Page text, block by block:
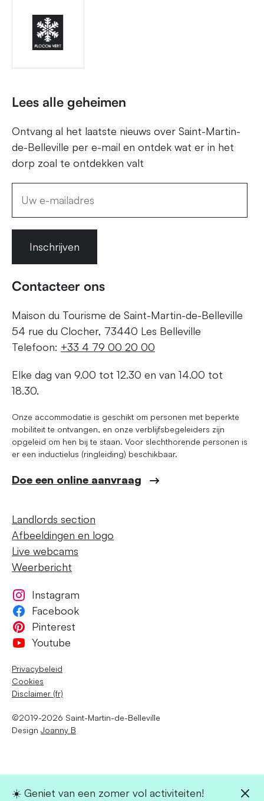
Lees alle geheimen
Ontvang al het laatste nieuws over Saint-Martin-
de-Belleville per e-mail en ontdek wat er in het
dorp zoal te ontdekken valt
Inschrijven
Contacteer ons
Maison du Tourisme de Saint-Martin-de-Belleville
54 rue du Clocher, 73440 Les Belleville
Telefoon: +33 4 79 00 20 00
Elke dag van 9.00 tot 12.30 en van 14.00 tot
18.30.
Onze accommodatie is geschikt om personen met beperkte
mobiliteit te ontvangen, en onze verblijfsbegeleiders zijn
opgeleid om hen bij te staan. Voor slechthorende personen is
er een inductielus (ringleiding) beschikbaar.
Doe een online aanvraag
Landlords section
Afbeeldingen en logo
Live webcams
Weerbericht
Instagram
Facebook
Pinterest
Youtube
Privacybeleid
Cookies
Disclaimer (fr)
©2019-2026 Saint-Martin-de-Belleville
Design Joanny B
☀️ Geniet van een zomer vol activiteiten!